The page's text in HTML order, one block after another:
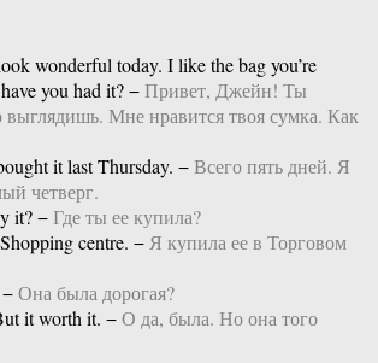
wonderful today. I like the bag you’re
you had it? −Привет, Джейн! Ты
выглядишь. Мне нравится твоя сумка. Как
it last Thursday. −Всего пять дней. Я
четверг.
it? −Где ты ее купила?
centre. − Я купила ее в Торговом
Она была дорогая?
it worth it. −О да, была. Но она того